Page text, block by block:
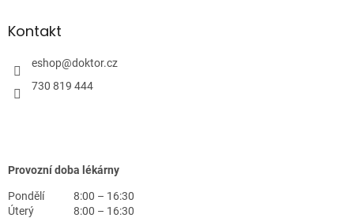
Kontakt
eshop@doktor.cz
730 819 444
Provozní doba lékárny
Pondělí
8:00 – 16:30
Úterý
8:00 – 16:30